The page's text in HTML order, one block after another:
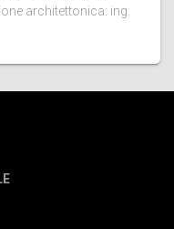
architettonica: ing.